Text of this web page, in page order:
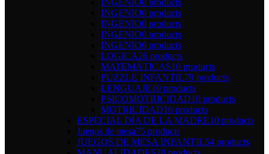
INGENIO0 products
INGENIO0 products
INGENIO0 products
INGENIO0 products
LOGICA26 products
MATEMÁTICAS10 products
PUZZLE INFANTIL79 products
LENGUAJE10 products
PSICOMOTRICIDAD10 products
MOTRICIDAD16 products
ESPECIAL DÍA DE LA MADRE10 products
Juegos de mesa75 products
JUEGOS DE MESA INFANTIL54 products